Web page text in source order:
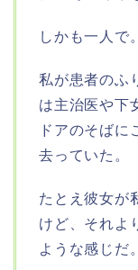
しかも一人で。
私が患者のふ
は主治医や下
ドアのそばに
去っていた。
たとえ彼女が
けど、それよ
ような感じだ。